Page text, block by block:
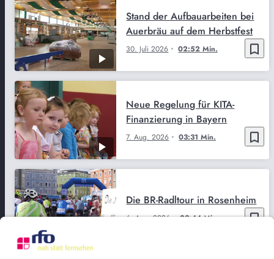
bookmark_border
30. Juli 2026 02:52 Min.
Stand der Aufbauarbeiten bei
Auerbräu auf dem Herbstfest
bookmark_border
7. Aug. 2026 03:31 Min.
Neue Regelung für KITA-
Finanzierung in Bayern
bookmark_border
6. Aug. 2026 03:44 Min.
Die BR-Radltour in Rosenheim